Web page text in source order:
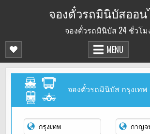
จองตั๋วรถมินิบัสออ
จองตั๋วรถมินิบัส 24 ชั่วโม
MENU
จองตั๋วรถมินิบัส กรุงเท